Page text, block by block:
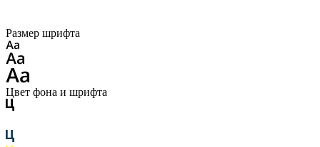
Размер шрифта
Цвет фона и шрифта